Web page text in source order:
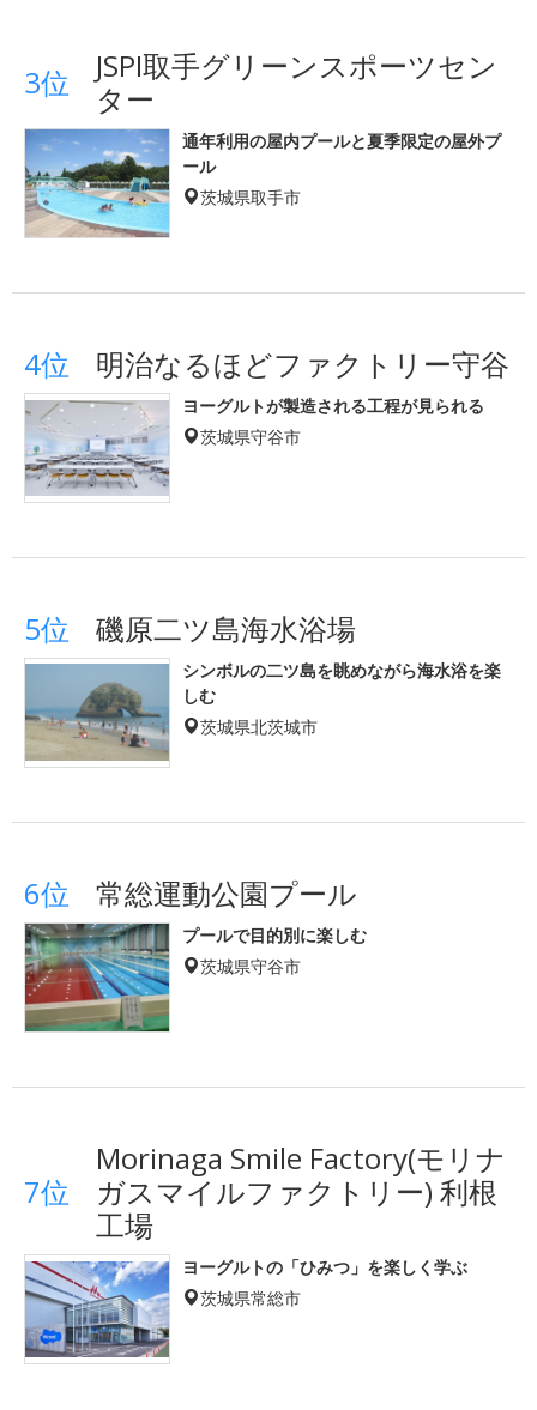
3位
JSPI取手グリーンスポーツセン
ター
通年利用の屋内プールと夏季限定の屋外プ
ール
茨城県取手市
4位 明治なるほどファクトリー守谷
ヨーグルトが製造される工程が見られる
茨城県守谷市
5位 磯原二ツ島海水浴場
シンボルの二ツ島を眺めながら海水浴を楽
しむ
茨城県北茨城市
6位 常総運動公園プール
プールで目的別に楽しむ
茨城県守谷市
7位
Morinaga Smile Factory(モリナ
ガスマイルファクトリー) 利根
工場
ヨーグルトの「ひみつ」を楽しく学ぶ
茨城県常総市